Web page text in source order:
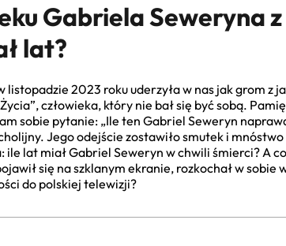
Gabriela Seweryna
lat?
2023 roku uderzyła w nas jak grom z
człowieka, który nie bał się być sobą.
sobie pytanie: „Ile ten Gabriel Seweryn
Jego odejście zostawiło smutek i
lat miał Gabriel Seweryn w chwili śmierci? A
się na szklanym ekranie, rozkochał w sobie
do polskiej telewizji?